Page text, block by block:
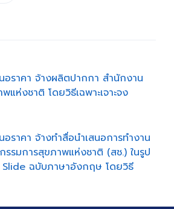
นอราคา จ้างผลิตปากกา สำนักงาน
แห่งชาติ โดยวิธีเฉพาะเจาะจง
อราคา จ้างทำสื่อนำเสนอการทำงาน
รมการสุขภาพแห่งชาติ (สช.) ในรูป
ฉบับภาษาอังกฤษ โดยวิธี